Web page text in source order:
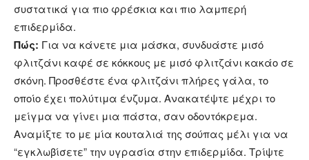
συστατικά για πιο φρέσκια και πιο λαμπερή
επιδερμίδα.
Πώς: Για να κάνετε μια μάσκα, συνδυάστε μισό
φλιτζάνι καφέ σε κόκκους με μισό φλιτζάνι κακάο σε
σκόνη. Προσθέστε ένα φλιτζάνι πλήρες γάλα, το
οποίο έχει πολύτιμα ένζυμα. Ανακατέψτε μέχρι το
μείγμα να γίνει μια πάστα, σαν οδοντόκρεμα.
Αναμίξτε το με μία κουταλιά της σούπας μέλι για να
“εγκλωβίσετε” την υγρασία στην επιδερμίδα. Τρίψτε